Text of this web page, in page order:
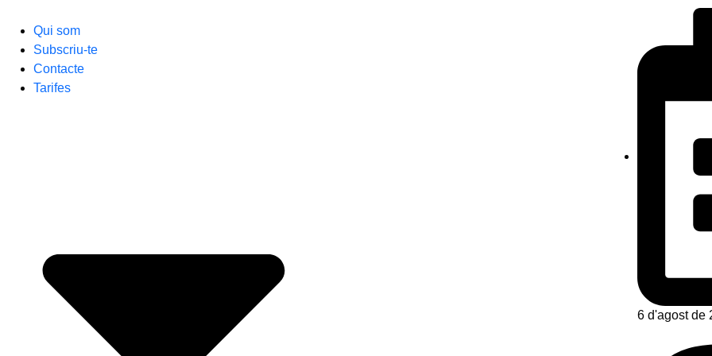
Qui som
Subscriu-te
Contacte
Tarifes
6 d'agost de